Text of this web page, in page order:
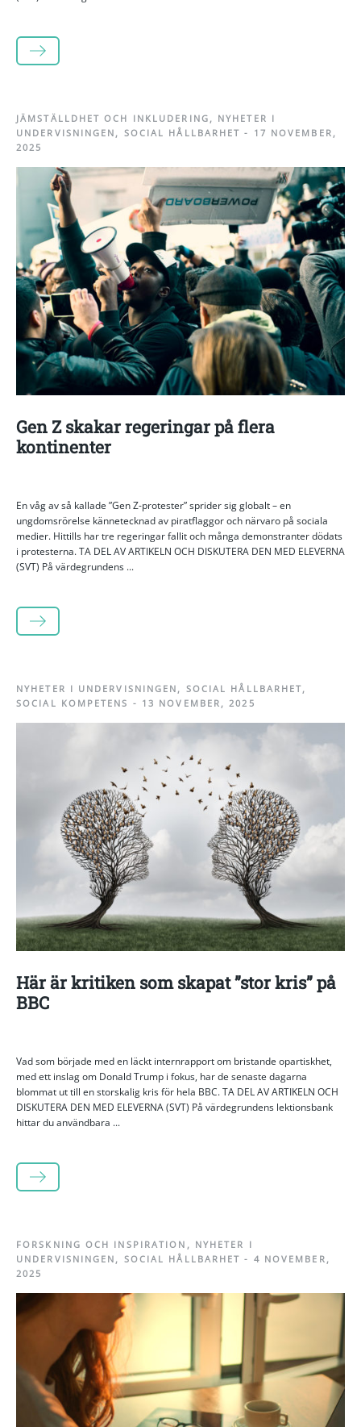
LÄS MER
JÄMSTÄLLDHET OCH INKLUDERING , NYHETER I
UNDERVISNINGEN , SOCIAL HÅLLBARHET - 17 NOVEMBER,
2025
Gen Z skakar regeringar på flera
kontinenter
En våg av så kallade ”Gen Z-protester” sprider sig globalt – en
ungdomsrörelse kännetecknad av piratflaggor och närvaro på sociala
medier. Hittills har tre regeringar fallit och många demonstranter dödats
i protesterna. TA DEL AV ARTIKELN OCH DISKUTERA DEN MED ELEVERNA
(SVT) På värdegrundens ...
LÄS MER
NYHETER I UNDERVISNINGEN , SOCIAL HÅLLBARHET,
SOCIAL KOMPETENS - 13 NOVEMBER, 2025
Här är kritiken som skapat ”stor kris” på
BBC
Vad som började med en läckt internrapport om bristande opartiskhet,
med ett inslag om Donald Trump i fokus, har de senaste dagarna
blommat ut till en storskalig kris för hela BBC. TA DEL AV ARTIKELN OCH
DISKUTERA DEN MED ELEVERNA (SVT) På värdegrundens lektionsbank
hittar du användbara ...
LÄS MER
FORSKNING OCH INSPIRATION , NYHETER I
UNDERVISNINGEN , SOCIAL HÅLLBARHET - 4 NOVEMBER,
2025